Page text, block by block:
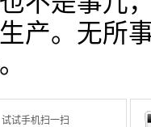
产。无所
试试手机扫一扫